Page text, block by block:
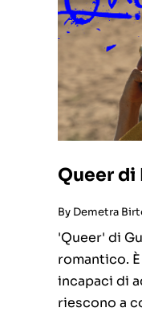
Queer di
By Demetra
'Queer' di
romantico.
incapaci di
riescono a